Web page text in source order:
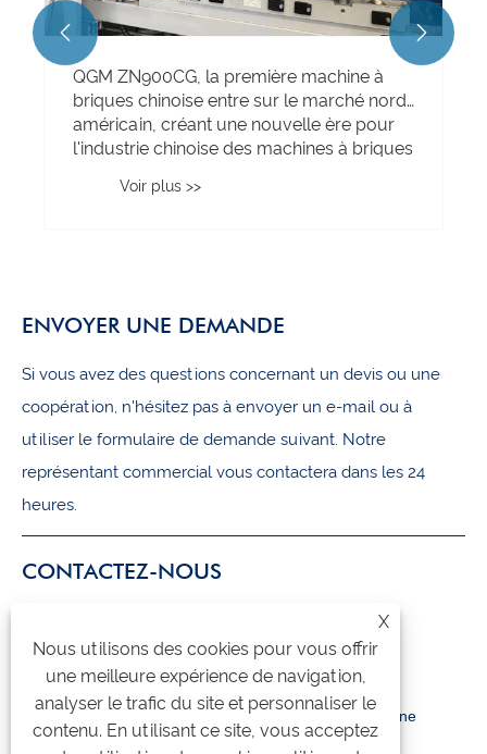
 
ENVOYER UNE DEMANDE
Si vous avez des questions concernant un devis ou une
coopération, n'hésitez pas à envoyer un e-mail ou à
utiliser le formulaire de demande suivant. Notre
représentant commercial vous contactera dans les 24
heures.
CONTACTEZ-NOUS
inquiry@qzmachine.com
No.777, ville de Zhangban, TIA, Quanzhou, Fujian, Chine
X
Nous utilisons des cookies pour vous offrir
une meilleure expérience de navigation,
analyser le trafic du site et personnaliser le
contenu. En utilisant ce site, vous acceptez